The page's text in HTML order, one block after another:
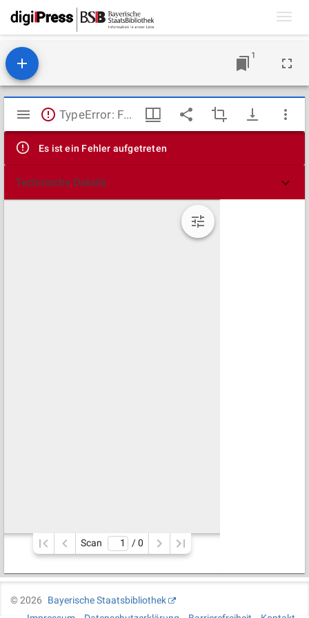
1
Mirador
Viewer
TypeError: Failed to fetch
Es ist ein Fehler aufgetreten
Technische Details
Scan / 0
©2026
Bayerische Staatsbibliothek